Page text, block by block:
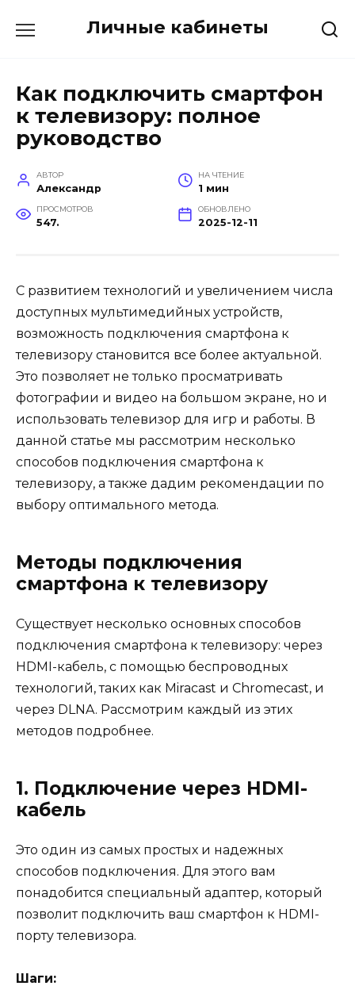
Личные кабинеты
Как подключить смартфон
к телевизору: полное
руководство
АВТОР
Александр
НА ЧТЕНИЕ
1 мин
ПРОСМОТРОВ
547.
ОБНОВЛЕНО
2025-12-11
С развитием технологий и увеличением числа
доступных мультимедийных устройств,
возможность подключения смартфона к
телевизору становится все более актуальной.
Это позволяет не только просматривать
фотографии и видео на большом экране, но и
использовать телевизор для игр и работы. В
данной статье мы рассмотрим несколько
способов подключения смартфона к
телевизору, а также дадим рекомендации по
выбору оптимального метода.
Методы подключения
смартфона к телевизору
Существует несколько основных способов
подключения смартфона к телевизору: через
HDMI-кабель, с помощью беспроводных
технологий, таких как Miracast и Chromecast, и
через DLNA. Рассмотрим каждый из этих
методов подробнее.
1. Подключение через HDMI-
кабель
Это один из самых простых и надежных
способов подключения. Для этого вам
понадобится специальный адаптер, который
позволит подключить ваш смартфон к HDMI-
порту телевизора.
Шаги: